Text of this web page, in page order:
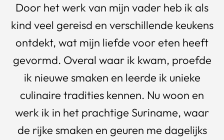
Door het werk van mijn vader heb ik als
kind veel gereisd en verschillende keukens
ontdekt, wat mijn liefde voor eten heeft
gevormd. Overal waar ik kwam, proefde
ik nieuwe smaken en leerde ik unieke
culinaire tradities kennen. Nu woon en
werk ik in het prachtige Suriname, waar
de rijke smaken en geuren me dagelijks